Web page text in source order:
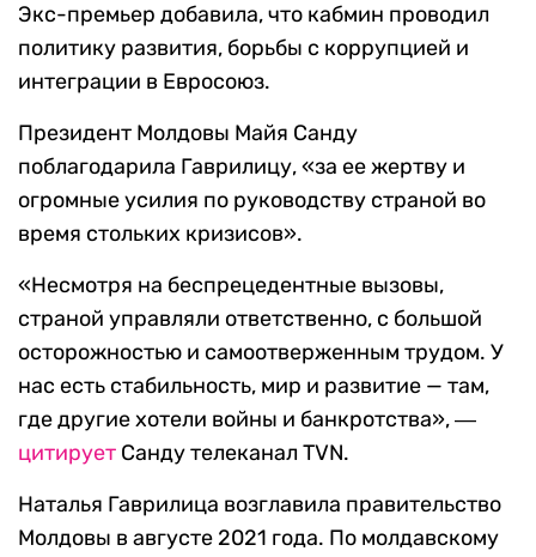
Экс-премьер добавила, что кабмин проводил
политику развития, борьбы с коррупцией и
интеграции в Евросоюз.
Президент Молдовы Майя Санду
поблагодарила Гаврилицу, «за ее жертву и
огромные усилия по руководству страной во
время стольких кризисов».
«Несмотря на беспрецедентные вызовы,
страной управляли ответственно, с большой
осторожностью и самоотверженным трудом. У
нас есть стабильность, мир и развитие — там,
где другие хотели войны и банкротства», ―
цитирует Санду телеканал TVN.
Наталья Гаврилица возглавила правительство
Молдовы в августе 2021 года. По молдавскому